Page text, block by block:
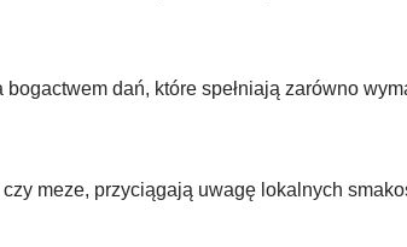
dań, które spełniają zarówno
meze, przyciągają uwagę lokalnych